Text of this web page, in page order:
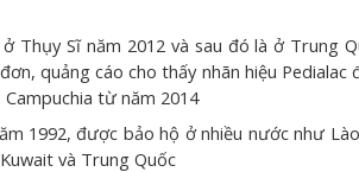
Sĩ năm 2012 và sau đó là ở Trung
quảng cáo cho thấy nhãn hiệu Pedialac
từ năm 2014
được bảo hộ ở nhiều nước như
và Trung Quốc